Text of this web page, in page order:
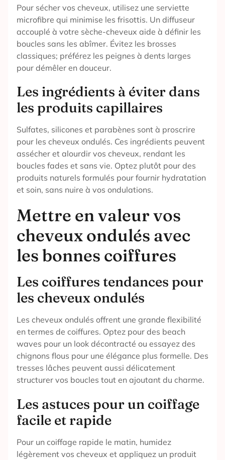
Pour sécher vos cheveux, utilisez une serviette
microfibre qui minimise les frisottis. Un diffuseur
accouplé à votre sèche-cheveux aide à définir les
boucles sans les abîmer. Évitez les brosses
classiques; préférez les peignes à dents larges
pour démêler en douceur.
Les ingrédients à éviter dans
les produits capillaires
Sulfates, silicones et parabènes sont à proscrire
pour les cheveux ondulés. Ces ingrédients peuvent
assécher et alourdir vos cheveux, rendant les
boucles fades et sans vie. Optez plutôt pour des
produits naturels formulés pour fournir hydratation
et soin, sans nuire à vos ondulations.
Mettre en valeur vos
cheveux ondulés avec
les bonnes coiffures
Les coiffures tendances pour
les cheveux ondulés
Les cheveux ondulés offrent une grande flexibilité
en termes de coiffures. Optez pour des beach
waves pour un look décontracté ou essayez des
chignons flous pour une élégance plus formelle. Des
tresses lâches peuvent aussi délicatement
structurer vos boucles tout en ajoutant du charme.
Les astuces pour un coiffage
facile et rapide
Pour un coiffage rapide le matin, humidez
légèrement vos cheveux et appliquez un produit